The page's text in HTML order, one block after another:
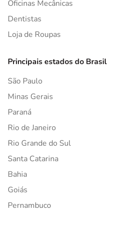
Oficinas Mecânicas
Dentistas
Loja de Roupas
Principais estados do Brasil
São Paulo
Minas Gerais
Paraná
Rio de Janeiro
Rio Grande do Sul
Santa Catarina
Bahia
Goiás
Pernambuco